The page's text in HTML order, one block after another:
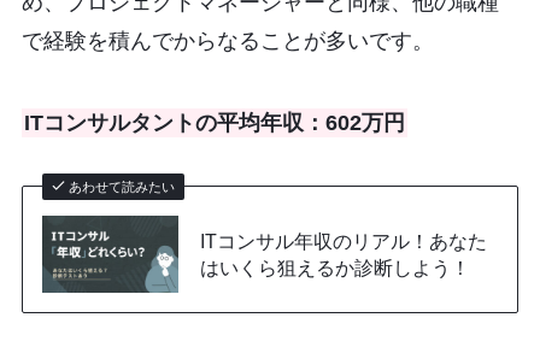
で経験を積んでからなることが多いです。
ITコンサルタントの平均年収：602万円
あわせて読みたい
ITコンサル年収のリアル！あなた
はいくら狙えるか診断しよう！